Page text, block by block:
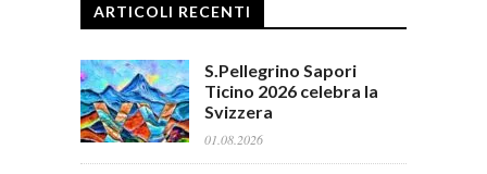
ARTICOLI RECENTI
S.Pellegrino Sapori
Ticino 2026 celebra la
Svizzera
01.08.2026